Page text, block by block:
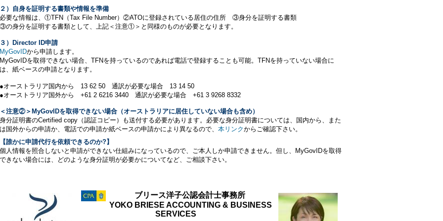
２）自身を証明する書類や情報を準備
必要な情報は、①TFN（Tax File Number）②ATOに登録されている居住の住所 ③身分を証明する書類
③の身分を証明する書類として、上記＜注意①＞と同様のものが必要となります。
３）Director ID申請
MyGovIDから申請します。
MyGovIDを取得できない場合、TFNを持っているのであれば電話で登録することも可能。TFNを持っていない場合に
は、紙ベースの申請となります。
●オーストラリア国内から 13 62 50 通訳が必要な場合 13 14 50
●オーストラリア国外から +61 2 6216 3440 通訳が必要な場合 +61 3 9268 8332
＜注意②＞MyGovIDを取得できない場合（オーストラリアに居住していない場合も含め）
身分証明書のCertified copy（認証コピー）も送付する必要があります。必要な身分証明書については、国内から、また
は国外からの申請か、電話での申請か紙ベースの申請かにより異なるので、 本リンクからご確認下さい。
【誰かに申請代行を依頼できるのか?】
個人情報を照合しないと申請ができない仕組みになっているので、ご本人しか申請できません。但し、MyGovIDを取得
できない場合には、どのような身分証明が必要かについてなど、ご相談下さい。
ブリース洋子公認会計士事務所
YOKO BRIESE ACCOUNTING & BUSINESS
SERVICES